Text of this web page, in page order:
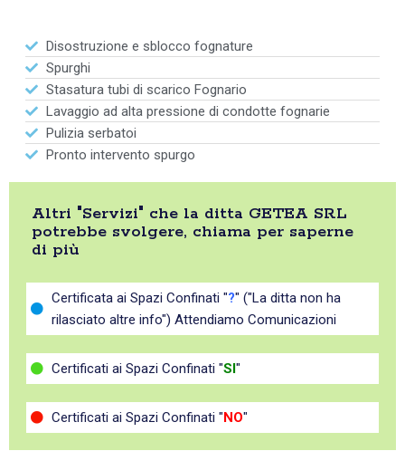
Disostruzione e sblocco fognature
Spurghi
Stasatura tubi di scarico Fognario
Lavaggio ad alta pressione di condotte fognarie
Pulizia serbatoi
Pronto intervento spurgo
Altri "Servizi" che la ditta GETEA SRL
potrebbe svolgere, chiama per saperne
di più
Certificata ai Spazi Confinati "?" ("La ditta non ha
rilasciato altre info") Attendiamo Comunicazioni
Certificati ai Spazi Confinati "SI "
Certificati ai Spazi Confinati " NO"